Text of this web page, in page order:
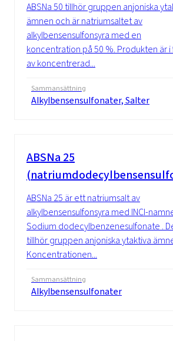
ABSNa 50 tillhör gruppen anjoniska
ämnen och är natriumsaltet av
alkylbensensulfonsyra med en
koncentration på 50 %. Produkten är i
av koncentrerad...
Sammansättning
Alkylbensensulfonater, Salter
ABSNa 25
ABSNa 25 är ett natriumsalt av
alkylbensensulfonsyra med INCI-
Sodium dodecylbenzenesulfonate .
tillhör gruppen anjoniska ytaktiva
Koncentrationen...
Sammansättning
Alkylbensensulfonater